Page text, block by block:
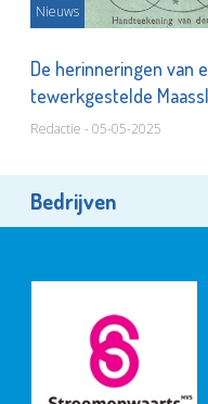
Nieuws
De herinneringen van
tewerkgestelde
Redactie - 05-05-2025
Bedrijven